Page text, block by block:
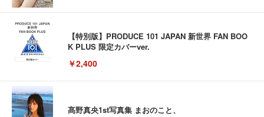
【特別版】PRODUCE 101 JAPAN 新世界 FAN BOO
K PLUS 限定カバーver.
￥2,400
髙野真央1st写真集 まおのこと、